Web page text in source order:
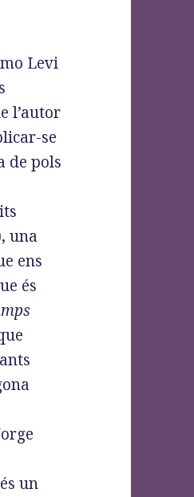
Levi
l’autor
se
de pols
una
ens
és
un